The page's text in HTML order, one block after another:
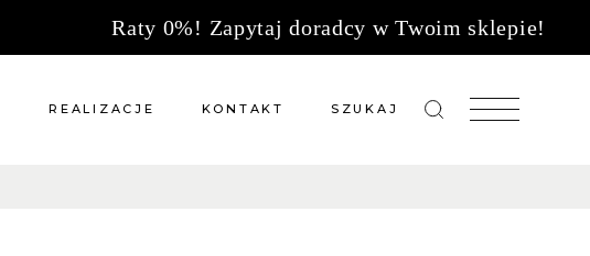
Raty 0%! Zapytaj doradcy w Twoim sklepie!
REALIZACJE KONTAKT SZUKAJ